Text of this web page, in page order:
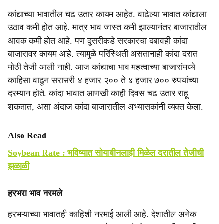
कांद्याच्या भावातील चढ उतार कायम आहेत. वाढेल्या भावात कांद्याला
उठाव कमी होत आहे. मात्र भाव जास्त कमी झाल्यानंतर बाजारातील
आवक कमी होत आहे. पण दुसरीकडे सरकारचा दबावही कांदा
बाजारावर कायम आहे. त्यामुळे परिस्थिती असतानाही कांदा दरात
मोठी तेजी आली नाही. आज कांद्याचा भाव महत्वाच्या बाजारांमध्ये
काहिसा वाढून सरासरी ४ हजार २०० ते ४ हजार ७०० रुपयांच्या
दरम्यान होते. कांदा भावात आणखी काही दिवस चढ उतार राहू
शकतात, असा अंदाज कांदा बाजारातील अभ्यासकांनी व्यक्त केला.
Also Read
Soybean Rate : भविष्यात सोयाबीनलाही मिळेल दरातील तेजीची
झळाळी
हरभरा भाव नरमले
हरभऱ्याच्या भावातही काहिशी नरमाई आली आहे. देशातील अनेक